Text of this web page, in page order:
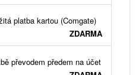
platba kartou (Comgate)
ZDARMA
převodem předem na účet